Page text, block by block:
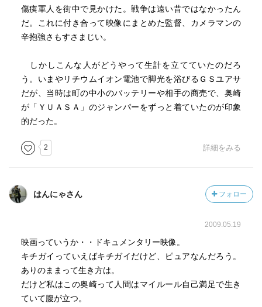
■面白かったやり取り
冒頭で東京に行くにあたり、自分から警察に連絡して面談
かれると立場があるでしょうから」などと伝える。警察も
身体の心配をしてくれたり。
奥さんはこんな人に付き従っていて辛くないのだろうか、
と思ってみていたが、最後に殺人未遂で留置所に入った後
ろ街宣車で夫を擁護していたりして、意外だったが、ほほ
それぞれの反応を一応まとめる。
【処刑された兵の妹】
追及する姿勢は強硬。霊が話しかけると言ったり、階級が
傷痍軍人を街中で見かけた。戦争は遠い昔ではなかったん
だ。これに付き合って映像にまとめた監督、カメラマンの
辛抱強さもすさまじい。
しかしこんな人がどうやって生計を立てていたのだろ
う。いまやリチウムイオン電池で脚光を浴びるＧＳユアサ
だが、当時は町の中小のバッテリーや相手の商売で、奥崎
が「ＹＵＡＳＡ」のジャンパーをずっと着ていたのが印象
的だった。
2 詳細をみる
はんにゃさん フォロー
2009.05.19
映画っていうか・・ドキュメンタリー映像。
キチガイっていえばキチガイだけど、ピュアなんだろう。
ありのままって生き方は。
だけど私はこの奥崎って人間はマイルール自己満足で生き
ていて腹が立つ。